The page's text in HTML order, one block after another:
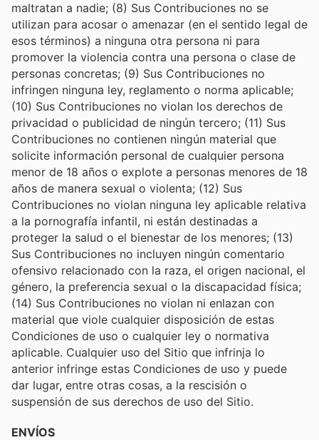
maltratan a nadie; (8) Sus Contribuciones no se
utilizan para acosar o amenazar (en el sentido legal de
esos términos) a ninguna otra persona ni para
promover la violencia contra una persona o clase de
personas concretas; (9) Sus Contribuciones no
infringen ninguna ley, reglamento o norma aplicable;
(10) Sus Contribuciones no violan los derechos de
privacidad o publicidad de ningún tercero; (11) Sus
Contribuciones no contienen ningún material que
solicite información personal de cualquier persona
menor de 18 años o explote a personas menores de 18
años de manera sexual o violenta; (12) Sus
Contribuciones no violan ninguna ley aplicable relativa
a la pornografía infantil, ni están destinadas a
proteger la salud o el bienestar de los menores; (13)
Sus Contribuciones no incluyen ningún comentario
ofensivo relacionado con la raza, el origen nacional, el
género, la preferencia sexual o la discapacidad física;
(14) Sus Contribuciones no violan ni enlazan con
material que viole cualquier disposición de estas
Condiciones de uso o cualquier ley o normativa
aplicable. Cualquier uso del Sitio que infrinja lo
anterior infringe estas Condiciones de uso y puede
dar lugar, entre otras cosas, a la rescisión o
suspensión de sus derechos de uso del Sitio.
ENVÍOS